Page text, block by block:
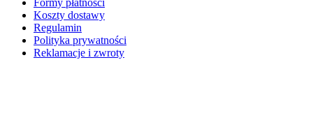
Formy płatności
Koszty dostawy
Regulamin
Polityka prywatności
Reklamacje i zwroty